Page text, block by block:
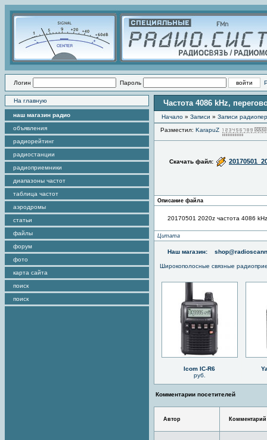
Логин Пароль
На главную
наш магазин радио
объявления
радиорейтинг
радиостанции
радиоприемники
диапазоны частот
таблица частот
аэродромы
статьи
файлы
форум
фото
карта сайта
поиск
поиск
Частота 4086 kHz,
Начало » Записи » Записи
Разместил: KarapuZ
Скачать файл:
Описание файла
20170501 2020z частота 4086
Цитата
Наш магазин:
Широкополосные связные
Icom IC-R6
руб.
Комментарии посетителей
Автор Комментарий